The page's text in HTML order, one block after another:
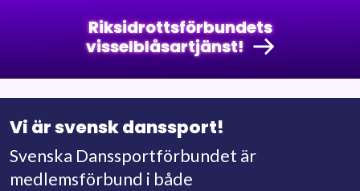
Riksidrottsförbundets
visselblåsartjänst!
Vi är svensk danssport!
Svenska Danssportförbundet är
medlemsförbund i både